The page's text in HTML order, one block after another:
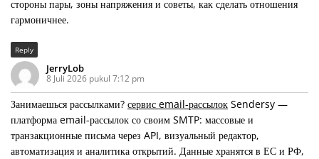
стороны пары, зоны напряжения и советы, как сделать отношения
гармоничнее.
Reply
JerryLob
8 Juli 2026 pukul 7:12 pm
Занимаешься рассылками? сервис email-рассылок Sendersy —
платформа email-рассылок со своим SMTP: массовые и
транзакционные письма через API, визуальный редактор,
автоматизация и аналитика открытий. Данные хранятся в ЕС и РФ,